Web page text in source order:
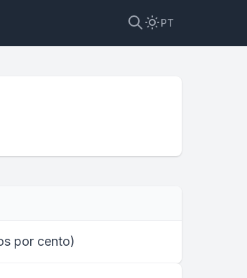
PT
por cento)